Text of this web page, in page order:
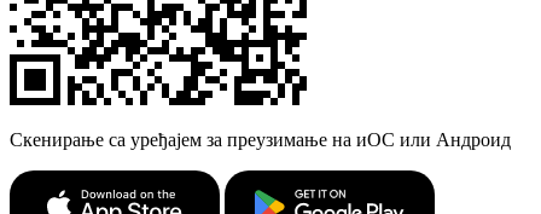
Скенирање са уређајем за преузимање на иОС или Андроид